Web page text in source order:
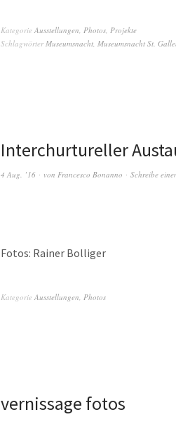
Kategorie Ausstellungen, Photos, Projekte
SchlagwörterMuseumsnacht, Museumsnacht St.
Interchurtureller
4 Aug. ’16 von Francesco Bonanno Schreibe
Fotos: Rainer Bolliger
Kategorie Ausstellungen, Photos
vernissage fotos